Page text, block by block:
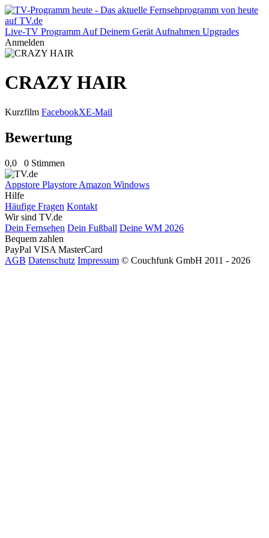
Live-TV Programm Auf Deinem Gerät Aufnahmen Upgrades
Anmelden
CRAZY HAIR
Kurzfilm FacebookXE-Mail
Bewertung
0,0 0 Stimmen
Appstore Playstore Amazon Windows
Hilfe
Häufige Fragen Kontakt
Wir sind TV.de
Dein Fernsehen Dein Fußball Deine WM 2026
Bequem zahlen
PayPal VISA MasterCard
AGB Datenschutz Impressum © Couchfunk GmbH 2011 - 2026